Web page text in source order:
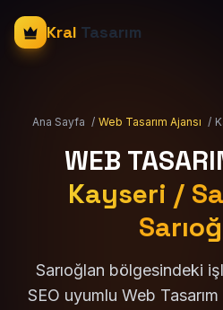
Kral Tasarım
Ana Sayfa / Web Tasarım Ajansı /
WEB
Kayseri /
Sarıoğlan bölgesindeki
SEO uyumlu Web